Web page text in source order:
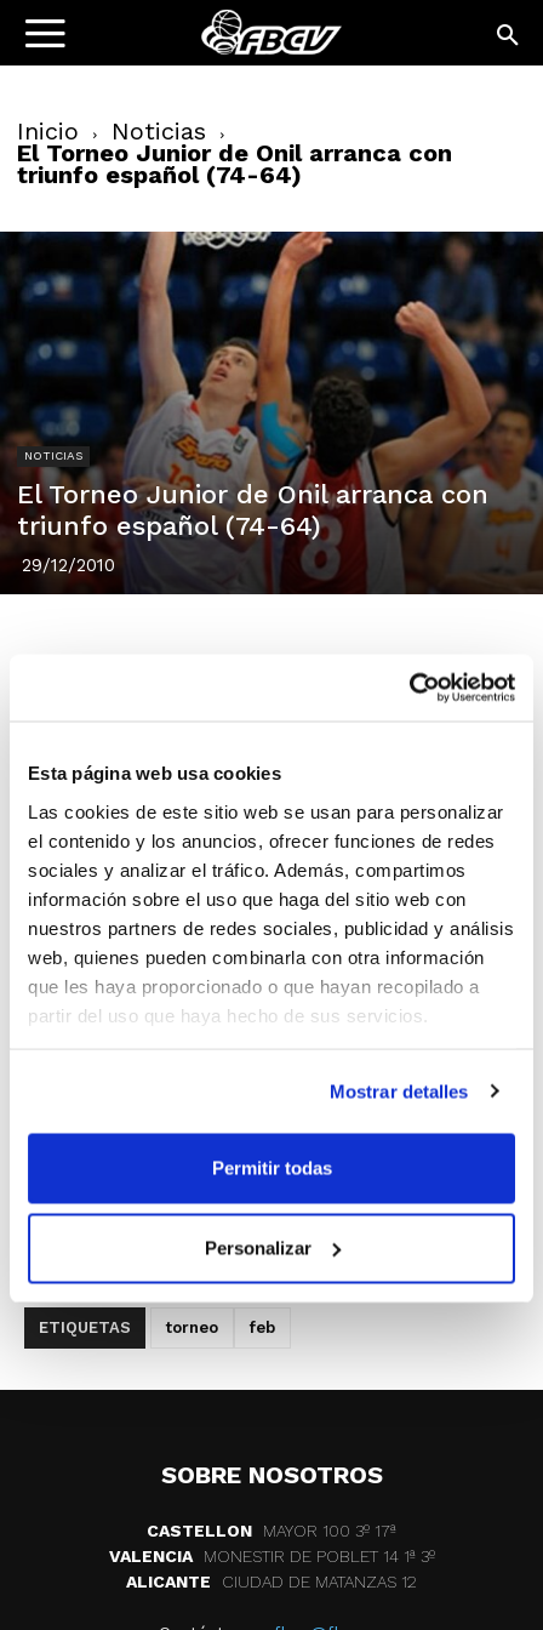
Esta página web usa cookies
Las cookies de este sitio web se usan para personalizar
el contenido y los anuncios, ofrecer funciones de redes
sociales y analizar el tráfico. Además, compartimos
información sobre el uso que haga del sitio web con
nuestros partners de redes sociales, publicidad y análisis
web, quienes pueden combinarla con otra información
que les haya proporcionado o que hayan recopilado a
partir del uso que haya hecho de sus servicios.
Mostrar detalles
Permitir todas
Personalizar
Inicio Noticias
El Torneo Junior de Onil arranca con
triunfo español (74-64)
NOTICIAS
El Torneo Junior de Onil arranca con
triunfo español (74-64)
29/12/2010
Juan Antonio Orenga vencieron este martes a
Alemania por 74-64 en un partido que se decidió en el
último cuarto. Alejandro Suarez y Diego Pérez, con 14 y
12 puntos, los mejores del equipo español.
Italia será este miércoles a partir de las 21´00 horas
el rival de la selección española en la 2ª Jornada. Los
transalpinos, dolidos tras la derrota del debut ante
Rusia, querrán dar la mejor imagen posible ante los
españoles.
ETIQUETAS torneo feb
SOBRE NOSOTROS
CASTELLON
MAYOR 100 3º 17ª
VALENCIA
MONESTIR DE POBLET 14 1ª 3º
ALICANTE
CIUDAD DE MATANZAS 12